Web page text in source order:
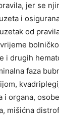
jer se
i
od
i drugih
faza
i organa,
mišićna